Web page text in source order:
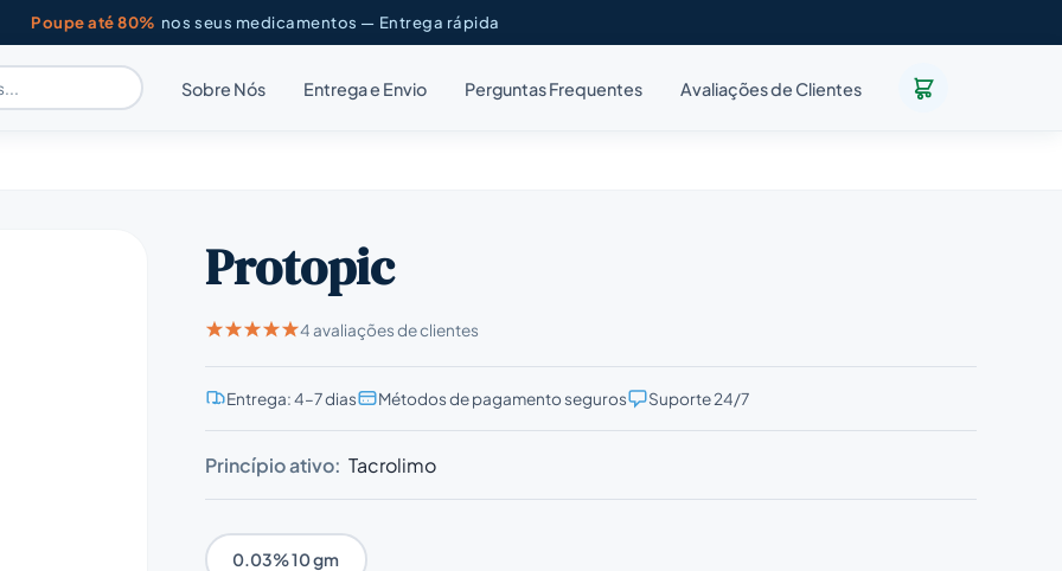
Poupe até 80% nos seus medicamentos — Entrega rápida
Sobre Nós Entrega e Envio Perguntas Frequentes Avaliações de Clientes
Protopic
4 avaliações de clientes
Entrega: 4–7 dias Métodos de pagamento seguros Suporte 24/7
Princípio ativo: Tacrolimo
0.03% 10 gm